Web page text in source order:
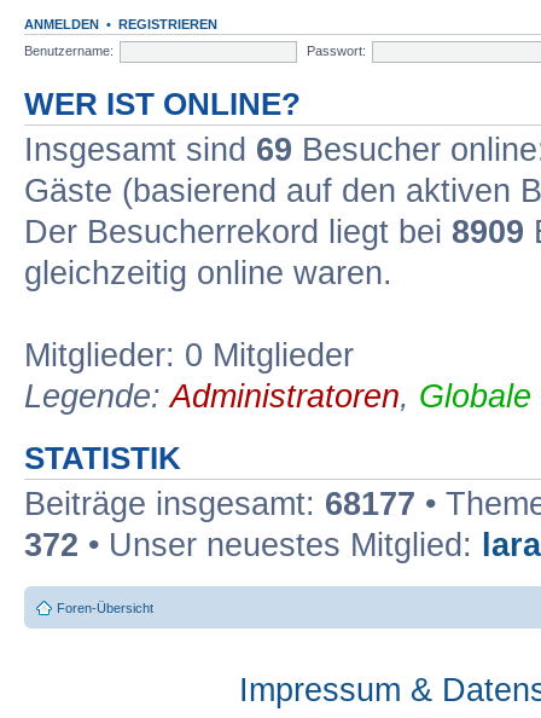
ANMELDEN • REGISTRIEREN
Benutzername:
Passwort:
WER IST ONLINE?
Insgesamt sind 69 Besucher
Gäste (basierend auf den aktiven
Der Besucherrekord liegt bei 8909
gleichzeitig online waren.
Mitglieder: 0 Mitglieder
Legende:Administratoren,
STATISTIK
Beiträge insgesamt: 68177 •
372 • Unser neuestes Mitglied:
Foren-Übersicht
Impressum &